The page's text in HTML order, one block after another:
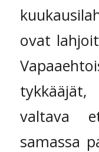
ovat
valtava
samassa